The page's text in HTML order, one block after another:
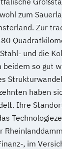
und Inklusion
UX
(DE/EN)
zum
Zur
und die
beidem so gut
haben
Ihre
, im